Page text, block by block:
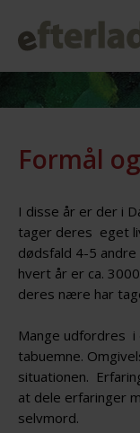
Formål
I disse år er der i
tager deres eget
dødsfald 4-5
hvert år er ca.
deres nære har
Mange udfordres
tabuemne.
situationen.
at dele erfaringer
selvmord.